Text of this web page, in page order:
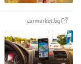
carmarket.bg